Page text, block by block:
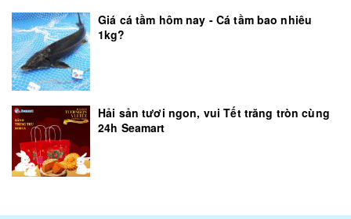
Giá cá tầm hôm nay - Cá tầm bao nhiêu
1kg?
Hải sản tươi ngon, vui Tết trăng tròn cùng
24h Seamart